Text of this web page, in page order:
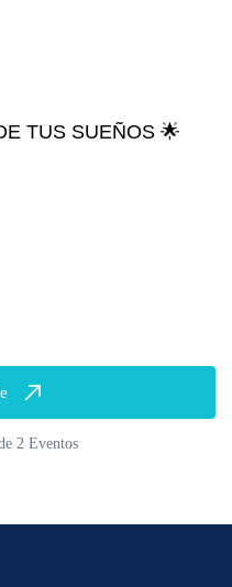
TUS SUEÑOS 🌟
2 Eventos